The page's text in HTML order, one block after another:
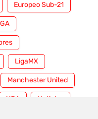
Europeo Sub-21
LigaMX
Manchester United
NBA Noticias